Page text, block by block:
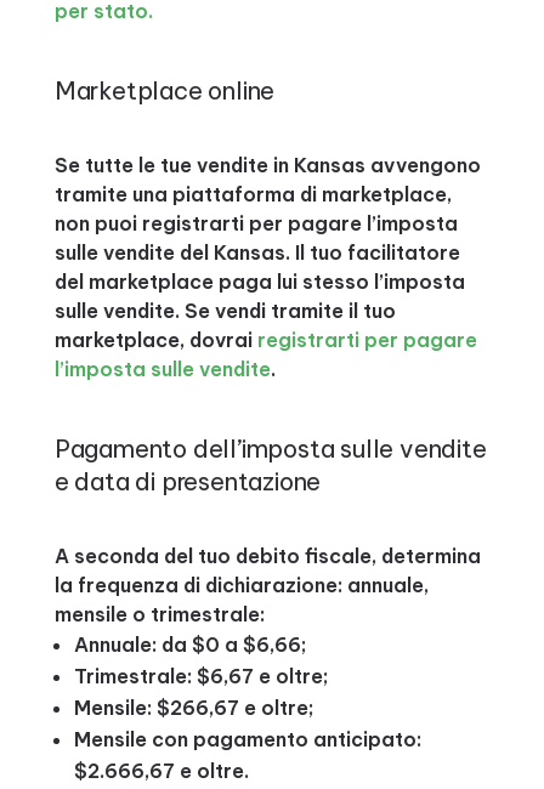
per stato.
Marketplace online
Se tutte le tue vendite in Kansas avvengono
tramite una piattaforma di marketplace,
non puoi registrarti per pagare l’imposta
sulle vendite del Kansas. Il tuo facilitatore
del marketplace paga lui stesso l’imposta
sulle vendite. Se vendi tramite il tuo
marketplace, dovrai registrarti per pagare
l’imposta sulle vendite.
Pagamento dell’imposta sulle vendite
e data di presentazione
A seconda del tuo debito fiscale, determina
la frequenza di dichiarazione: annuale,
mensile o trimestrale:
Annuale: da $0 a $6,66;
Trimestrale: $6,67 e oltre;
Mensile: $266,67 e oltre;
Mensile con pagamento anticipato:
$2.666,67 e oltre.